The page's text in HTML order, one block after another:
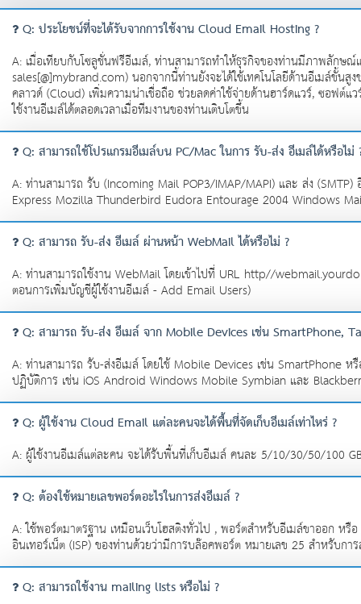
Q: ประโยชน์ที่จะได้รับจากการใช้งาน Cloud Email Hosting ?
A: เมื่อเทียบกับโซลูชั่นฟรีอีเมล์, ท่านสามารถทำให้ธุรกิจของท่านมีภาพลักษ
sales[@]mybrand.com) นอกจากนี้ท่านยังจะได้ใช้เทคโนโลยีด้านอีเมล์ขั้น
คลาวด์ (Cloud) เพิ่มความน่าเชื่อถือ ช่วยลดค่าใช้จ่ายด้านฮาร์ดแวร์, ซอฟ
ใช้งานอีเมล์ได้ตลอดเวลาเมื่อทีมงานของท่านเติบโตขึ้น
Q: สามารถใช้โปรแกรมอีเมล์บน PC/Mac ในการ รับ-ส่ง อีเมล์ได้หรือไม่
A: ท่านสามารถ รับ (Incoming Mail POP3/IMAP/MAPI) และ ส่ง
Express Mozilla Thunderbird Eudora Entourage 2004 Windows
Q: สามารถ รับ-ส่ง อีเมล์ ผ่านหน้า WebMail ได้หรือไม่ ?
A: ท่านสามารถใช้งาน WebMail โดยเข้าไปที่ URL http//
ตอนการเพิ่มบัญชีผู้ใช้งานอีเมล์ - Add Email Users)
Q: สามารถ รับ-ส่ง อีเมล์ จาก Mobile Devices เช่น SmartPhone,
A: ท่านสามารถ รับ-ส่งอีเมล์ โดยใช้ Mobile Devices เช่น SmartPhone
ปฏิบัติการ เช่น iOS Android Windows Mobile Symbian และ
Q: ผู้ใช้งาน Cloud Email แต่ละคนจะได้พื้นที่จัดเก็บอีเมล์เท่าไหร่ ?
A: ผู้ใช้งานอีเมล์แต่ละคน จะได้รับพื้นที่เก็บอีเมล์ คนละ 5/10/30/50/100
Q: ต้องใช้หมายเลขพอร์ตอะไรในการส่งอีเมล์ ?
A: ใช้พอร์ตมาตรฐาน เหมือนเว็บโฮสติงทั่วไป , พอร์ตสำหรับอีเมล์ขาออก ห
อินเทอร์เน็ต (ISP) ของท่านด้วยว่ามีการบล๊อคพอร์ต หมายเลข 25 สำหรับก
Q: สามารถใช้งาน mailing lists หรือไม่ ?